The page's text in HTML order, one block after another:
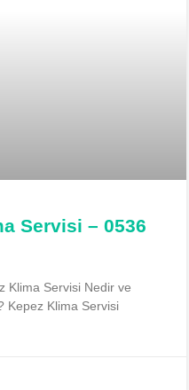
Servisi – 0536
Klima Servisi Nedir ve
Kepez Klima Servisi